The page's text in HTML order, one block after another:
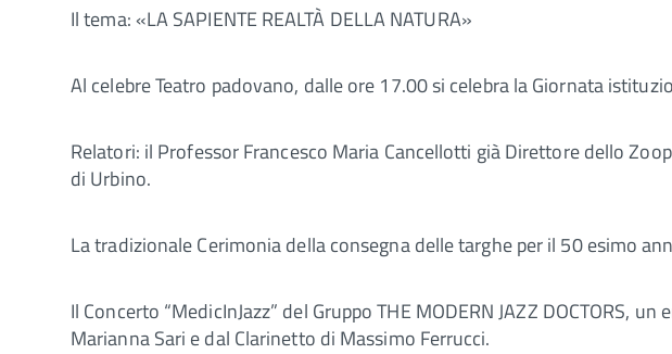
Il tema: «LA SAPIENTE REALTÀ DELLA NATURA»
Al celebre Teatro padovano, dalle ore 17.00 si celebra la Giornata
Relatori: il Professor Francesco Maria Cancellotti già Direttore dello
di Urbino.
La tradizionale Cerimonia della consegna delle targhe per il 50 esimo
Il Concerto “MedicInJazz” del Gruppo THE MODERN JAZZ
Marianna Sari e dal Clarinetto di Massimo Ferrucci.